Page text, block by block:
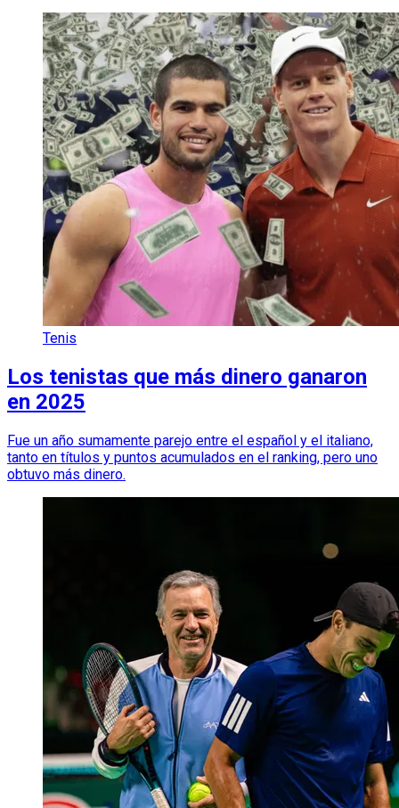
Tenis
Los tenistas que más dinero ganaron
en 2025
Fue un año sumamente parejo entre el español y el italiano,
tanto en títulos y puntos acumulados en el ranking, pero uno
obtuvo más dinero.